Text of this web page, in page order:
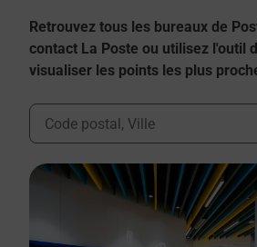
Retrouvez tous les bureaux de
contact La Poste ou utilisez l'outil
visualiser les points les plus
Ville, Département, Code Postal